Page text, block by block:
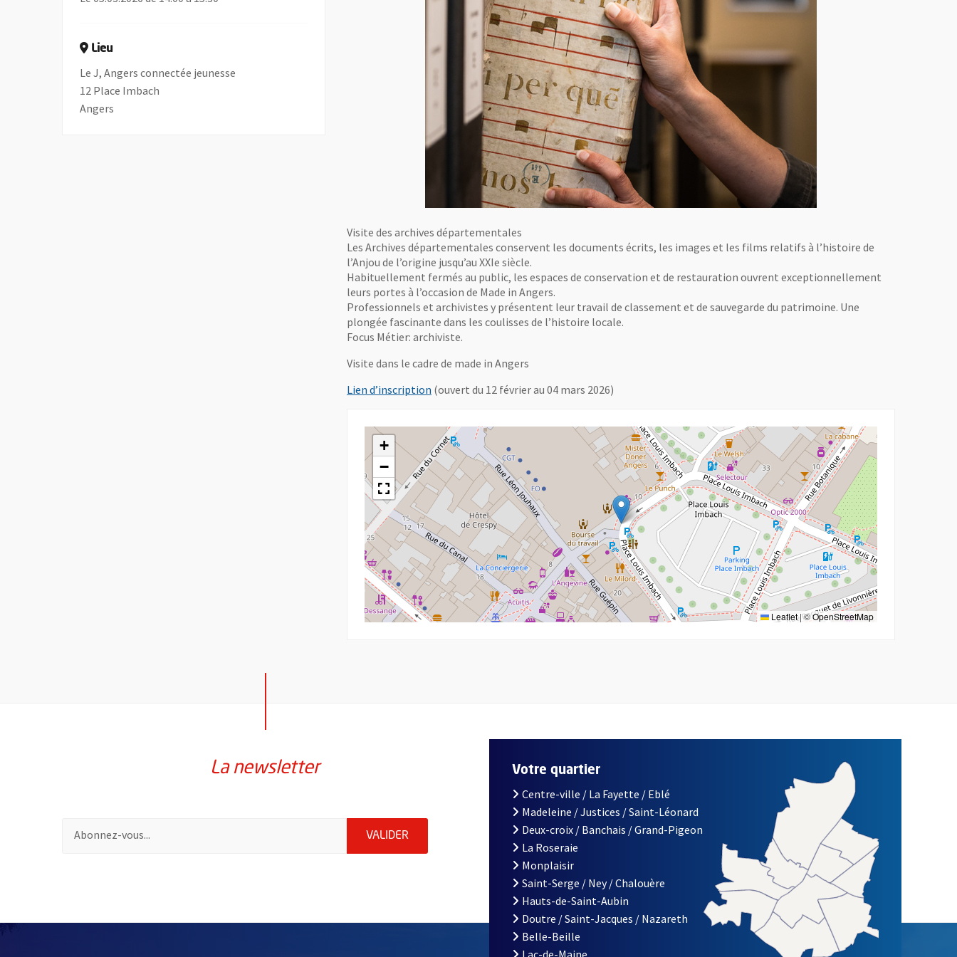
Visite des archives départementales
Les Archives départementales conservent les documents écrits, les images et les films relatifs à l’histoire de
l’Anjou de l’origine jusqu’au XXIe siècle.
Habituellement fermés au public, les espaces de conservation et de restauration ouvrent exceptionnellement
leurs portes à l’occasion de Made in Angers.
Professionnels et archivistes y présentent leur travail de classement et de sauvegarde du patrimoine. Une
plongée fascinante dans les coulisses de l’histoire locale.
Focus Métier: archiviste.
Visite dans le cadre de made in Angers
Lien d’inscription, Ouvre une nouvelle fenêtre
(ouvert du 12 février au 04 mars 2026)
+
−
Leaflet|©OpenStreetMap
Lieu
Le J, Angers connectée jeunesse
12 Place Imbach
Angers
La newsletter
Pour vous inscrire à la lettre d'information de la ville d'Angers, indiquez votre email (champ obligatoire)
VALIDER ENVOYER MA DEMANDE D'INSCRIPTION À LA LETTRE D'INFORMATION DE LA VILLE D'ANGERS
Votre quartier
Centre-ville / La Fayette / Eblé
Madeleine / Justices / Saint-Léonard
Deux-croix / Banchais / Grand-Pigeon
La Roseraie
Monplaisir
Saint-Serge / Ney / Chalouère
Hauts-de-Saint-Aubin
Doutre / Saint-Jacques / Nazareth
Belle-Beille
Lac-de-Maine